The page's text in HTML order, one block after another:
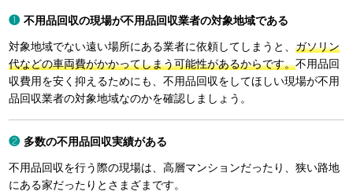
不用品回収の現場が不用品回収業者の対象地域である
対象地域でない遠い場所にある業者に依頼してしまうと、ガソリン
代などの車両費がかかってしまう可能性があるからです。不用品回
収費用を安く抑えるためにも、不用品回収をしてほしい現場が不用
品回収業者の対象地域なのかを確認しましょう。
多数の不用品回収実績がある
不用品回収を行う際の現場は、高層マンションだったり、狭い路地
にある家だったりとさまざまです。